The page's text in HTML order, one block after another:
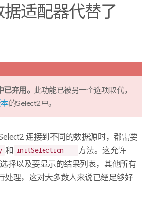
据适配器代替了
弃用。 此功能已被另一个选项取代，
的Select2中。
连接到不同的数据源时，都需要
和 initSelection
方法。这允许
择以及要显示的结果列表，其他所有
处理，这对大多数人来说已经足够好